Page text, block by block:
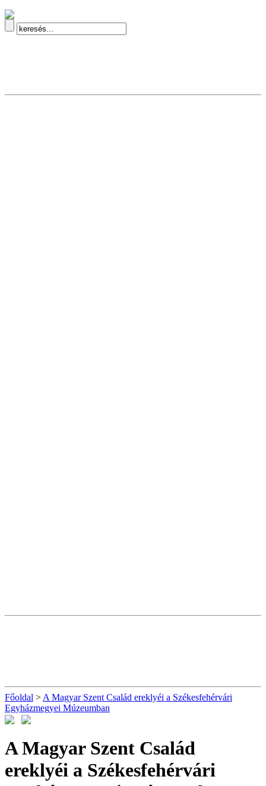
Főoldal > A Magyar Szent Család ereklyéi a Székesfehérvári
Egyházmegyei Múzeumban
A Magyar Szent Család
ereklyéi a Székesfehérvári